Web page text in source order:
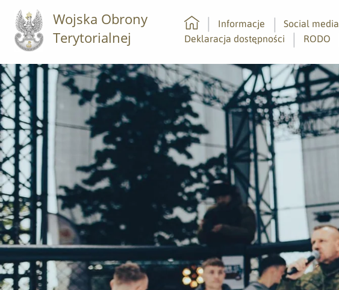
Wojska Obrony
Terytorialnej
Strona główna
Informacje Social media
Deklaracja dostępności
RODO